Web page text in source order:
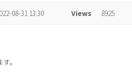
08-31 13:30 Views 8925
。